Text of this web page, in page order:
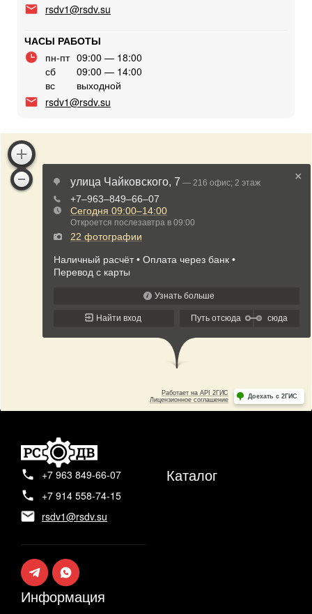
rsdv1@rsdv.su
ЧАСЫ РАБОТЫ
пн-пт 09:00 — 18:00
сб
09:00 — 14:00
вс
выходной
rsdv1@rsdv.su
+7 963 849-66-07
+7 914 558-74-15
rsdv1@rsdv.su
Каталог
Информация